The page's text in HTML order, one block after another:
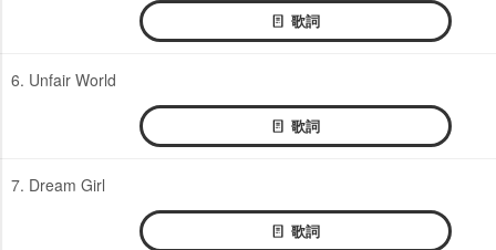
歌詞
6. Unfair World
歌詞
7. Dream Girl
歌詞